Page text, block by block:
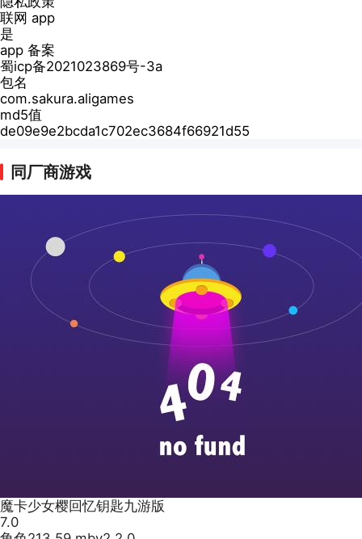
联网 app
是
app 备案
蜀icp备2021023869号-3a
包名
com.sakura.aligames
md5值
de09e9e2bcda1c702ec3684f66921d55
同厂商游戏
魔卡少女樱回忆钥匙九游版
7.0